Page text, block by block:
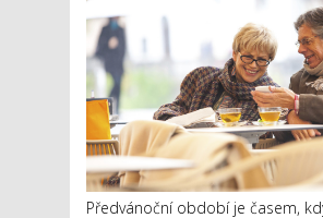
Předvánoční období je časem,